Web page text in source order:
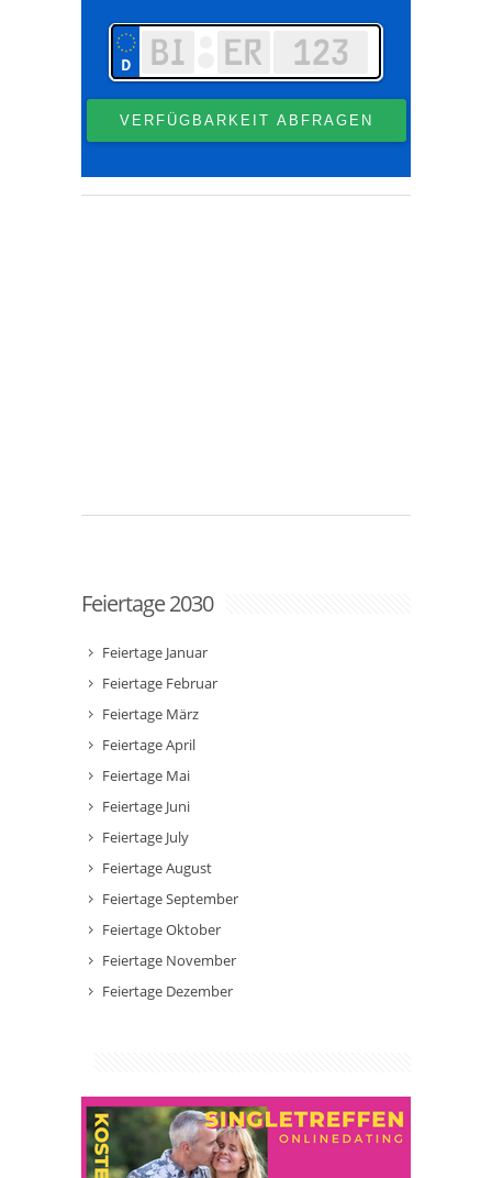
Feiertage 2030
Feiertage Januar
Feiertage Februar
Feiertage März
Feiertage April
Feiertage Mai
Feiertage Juni
Feiertage July
Feiertage August
Feiertage September
Feiertage Oktober
Feiertage November
Feiertage Dezember